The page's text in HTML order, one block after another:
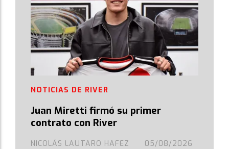
Juan Miretti firmó su primer
contrato con River
NICOLÁS LAUTARO HAFEZ
NOTICIAS DE RIVER
05/08/2026